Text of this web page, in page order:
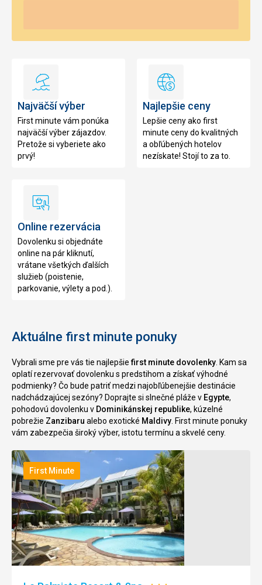
Najväčší
Najväčší výber
First minute vám ponúka
najväčší výber zájazdov.
Pretože si vyberiete ako
prvý!
Najlepšie
Najlepšie ceny
Lepšie ceny ako first
minute ceny do kvalitných
a obľúbených hotelov
nezískate! Stojí to za to.
Online
Online rezervácia
Dovolenku si objednáte
online na pár kliknutí,
vrátane všetkých ďalších
služieb (poistenie,
parkovanie, výlety a pod.).
Aktuálne first minute ponuky
Vybrali sme pre vás tie najlepšiefirst minute dovolenky . Kam sa
oplatí rezervovať dovolenku s predstihom a získať výhodné
podmienky? Čo bude patriť medzi najobľúbenejšie destinácie
nadchádzajúcej sezóny? Doprajte si slnečné pláže v Egypte,
pohodovú dovolenku v Dominikánskej republike, kúzelné
pobrežie Zanzibaru alebo exotické Maldivy . First minute ponuky
vám zabezpečia široký výber, istotu termínu a skvelé ceny.
First Minute